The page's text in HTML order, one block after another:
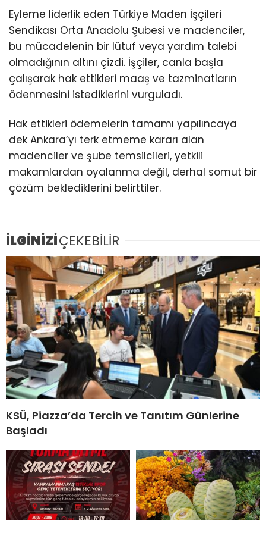
Eyleme liderlik eden Türkiye Maden İşçileri
Sendikası Orta Anadolu Şubesi ve madenciler,
bu mücadelenin bir lütuf veya yardım talebi
olmadığının altını çizdi. İşçiler, canla başla
çalışarak hak ettikleri maaş ve tazminatların
ödenmesini istediklerini vurguladı.
Hak ettikleri ödemelerin tamamı yapılıncaya
dek Ankara’yı terk etmeme kararı alan
madenciler ve şube temsilcileri, yetkili
makamlardan oyalanma değil, derhal somut bir
çözüm beklediklerini belirttiler.
İLGİNİZİÇEKEBİLİR
KSÜ, Piazza’da Tercih ve Tanıtım Günlerine
Başladı